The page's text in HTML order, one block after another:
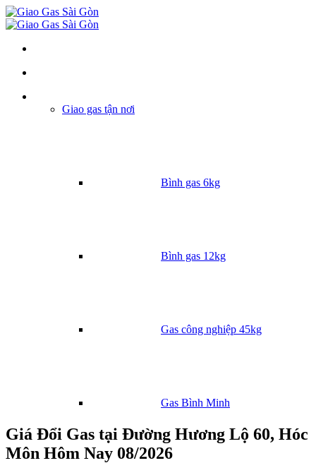
Giao gas tận nơi
Bình gas 6kg
Bình gas 12kg
Gas công nghiệp 45kg
Gas Bình Minh
Giá Đổi Gas tại Đường Hương Lộ 60, Hóc
Môn Hôm Nay 08/2026